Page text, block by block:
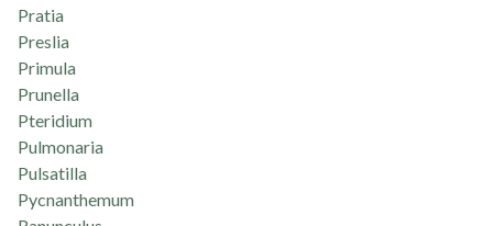
Pratia
Preslia
Primula
Prunella
Pteridium
Pulmonaria
Pulsatilla
Pycnanthemum